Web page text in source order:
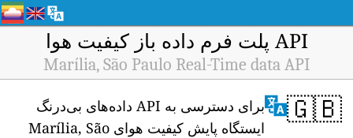
API پلت فرم داده باز کیفیت هوا
Marília, São Paulo Real-Time data API
🇬🇧
برای دسترسی به API داده‌های بی‌درنگ
ایستگاه پایش کیفیت هوای Marília, São